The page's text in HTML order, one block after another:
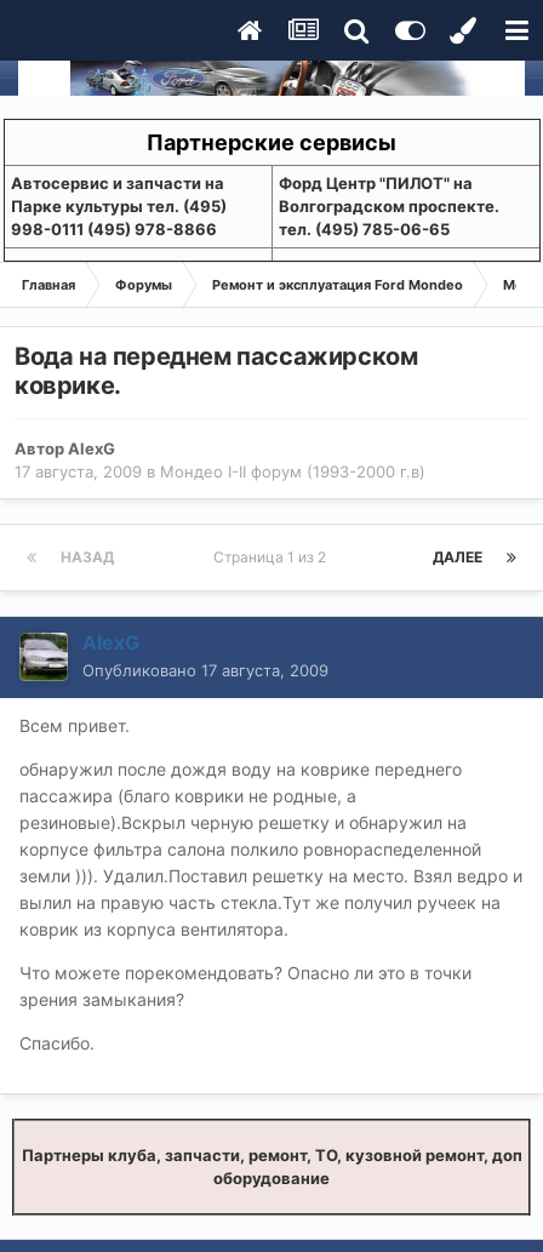
Партнерские сервисы
Aвтосервис и запчасти на
Парке культуры тел. (495)
998-0111 (495) 978-8866
Форд Центр "ПИЛОТ" на
Волгоградском проспекте.
тел. (495) 785-06-65
Главная Форумы Ремонт и эксплуатация Ford Mondeo
Вода на переднем пассажирском
коврике.
АвторAlexG
17 августа, 2009 в Мондео I-II форум (1993-2000 г.в)
НАЗАД ДАЛЕЕ
Страница 1 из 2
AlexG
Опубликовано 17 августа, 2009
Всем привет.
обнаружил после дождя воду на коврике переднего
пассажира (благо коврики не родные, а
резиновые).Вскрыл черную решетку и обнаружил на
корпусе фильтра салона полкило ровнораспеделенной
земли ))). Удалил.Поставил решетку на место. Взял ведро и
вылил на правую часть стекла.Тут же получил ручеек на
коврик из корпуса вентилятора.
Что можете порекомендовать? Опасно ли это в точки
зрения замыкания?
Спасибо.
Партнеры клуба, запчасти, ремонт, ТО, кузовной ремонт, доп
оборудование